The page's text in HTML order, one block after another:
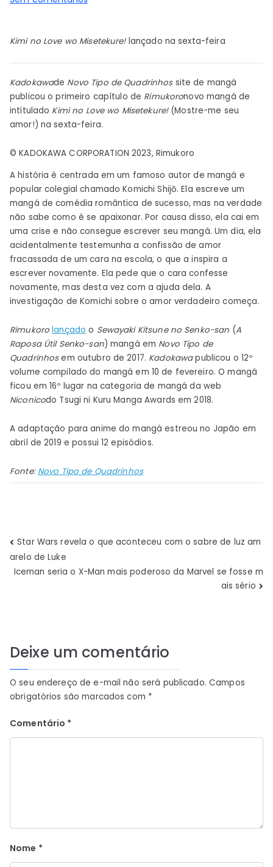
de
Fox
Senko-
san,
novo
–
Notícias
Kimi no Love wo Misetekure!lançado na sexta-feira
Kadokawade Novo Tipo de Quadrinhossite de mangá
publicou o primeiro capítulo de Rimukoronovo mangá de
intitulado Kimi no Love wo Misetekure!(Mostre-me seu
amor!) na sexta-feira.
© KADOKAWA CORPORATION 2023, Rimukoro
A história é centrada em um famoso autor de mangá e
popular colegial chamado Komichi Shijō. Ela escreve um
mangá de comédia romântica de sucesso, mas na verdade
não sabe como é se apaixonar. Por causa disso, ela cai em
uma crise e não consegue escrever seu mangá. Um dia, ela
acidentalmente testemunha a confissão de amor
fracassada de um cara na escola, o que a inspira a
escrever novamente. Ela pede que o cara confesse
novamente, mas desta vez com a ajuda dela. A
investigação de Komichi sobre o amor verdadeiro começa.
Rimukoro lançado o Sewayaki Kitsune no Senko-san (A
Raposa Útil Senko-san) mangá em Novo Tipo de
Quadrinhosem outubro de 2017. Kadokawapublicou o 12º
volume compilado do mangá em 10 de fevereiro. O mangá
ficou em 16º lugar na categoria de mangá da web
Niconicodo Tsugi ni Kuru Manga Awards em 2018.
A adaptação para anime do mangá estreou no Japão em
abril de 2019 e possui 12 episódios.
Fonte: Novo Tipo de Quadrinhos
Navegação
de
Star Wars revela o que aconteceu com o sabre de luz am
arelo de Luke
Iceman seria o X-Man mais poderoso da Marvel se fosse m
ais sério
Deixe um comentário
O seu endereço de e-mail não será publicado. Campos
obrigatórios são marcados com *
Comentário *
Nome *